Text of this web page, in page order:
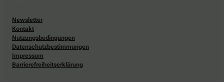
Newsletter
Kontakt
Nutzungsbedingungen
Datenschutzbestimmungen
Impressum
Barrierefreiheitserklärung